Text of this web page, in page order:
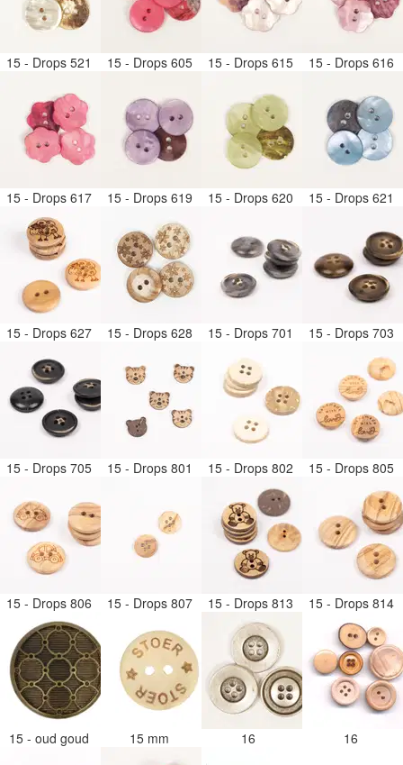
15 - Drops 521 15 - Drops 605 15 - Drops 615 15 - Drops 616
15 - Drops 617 15 - Drops 619 15 - Drops 620 15 - Drops 621
15 - Drops 627 15 - Drops 628 15 - Drops 701 15 - Drops 703
15 - Drops 705 15 - Drops 801 15 - Drops 802 15 - Drops 805
15 - Drops 806 15 - Drops 807 15 - Drops 813 15 - Drops 814
15 - oud goud 15 mm 16 16